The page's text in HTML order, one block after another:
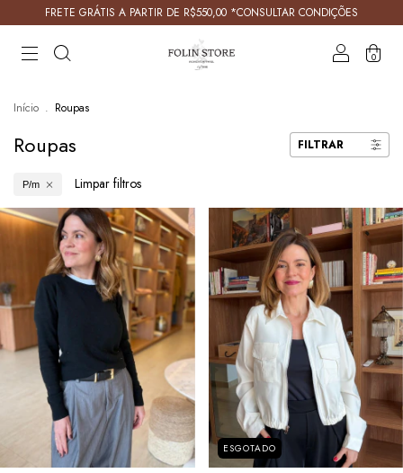
FRETE GRÁTIS A PARTIR DE R$550,00 *CONSULTAR CONDIÇÕES
0
Início . Roupas
Roupas FILTRAR
P/m Limpar filtros
ESGOTADO